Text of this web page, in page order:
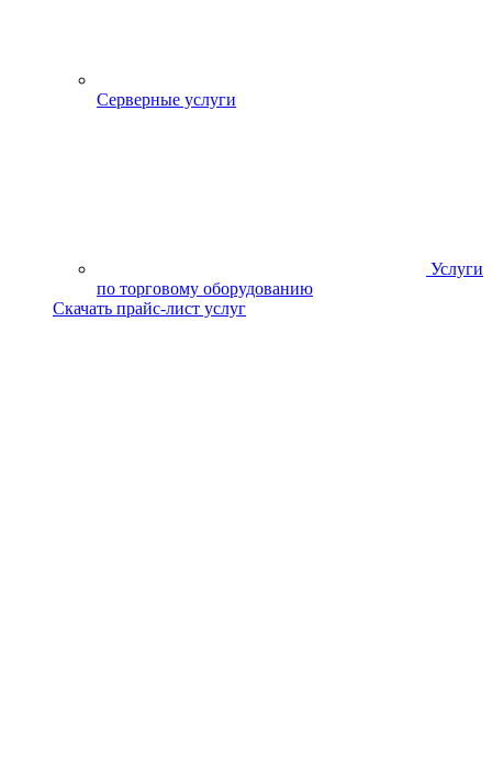
Серверные услуги
Услуги
по торговому оборудованию
Скачать прайс-лист услуг